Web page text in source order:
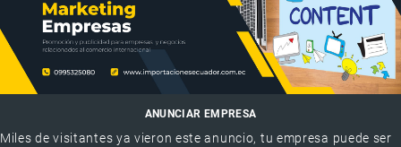
ANUNCIAR EMPRESA
Miles de visitantes ya vieron este anuncio, tu empresa puede ser